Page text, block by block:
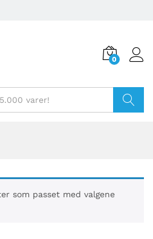
0
som passet med valgene